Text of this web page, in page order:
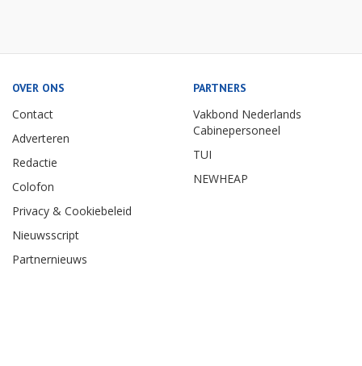
OVER ONS
Contact
Adverteren
Redactie
Colofon
Privacy & Cookiebeleid
Nieuwsscript
Partnernieuws
PARTNERS
Vakbond Nederlands
Cabinepersoneel
TUI
NEWHEAP